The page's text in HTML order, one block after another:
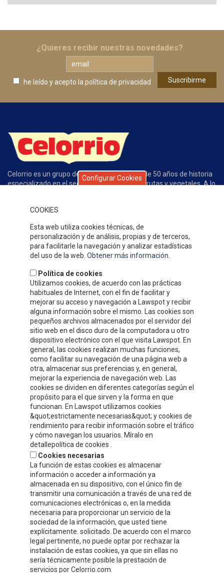
Configurar Cookies
COOKIES
Esta web utiliza cookies técnicas, de
personalización y de análisis, propias y de terceros,
para facilitarle la navegación y analizar estadísticas
del uso de la web. Obtener más información
Política de cookies
Utilizamos cookies, de acuerdo con las prácticas
habituales de Internet, con el fin de facilitar y
mejorar su acceso y navegación a Lawspot y recibir
alguna información sobre el mismo. Las cookies son
pequeños archivos almacenados por el servidor del
sitio web en el disco duro de la computadora u otro
dispositivo electrónico con el que visita Lawspot. En
general, las cookies realizan muchas funciones,
como facilitar su navegación de una página web a
otra, almacenar sus preferencias y, en general,
mejorar la experiencia de navegación web. Las
cookies se dividen en diferentes categorías según el
propósito para el que sirven y la forma en que
funcionan. En Lawspot utilizamos cookies
&quot;estrictamente necesarias&quot; y cookies de
rendimiento para recibir información sobre el tráfico
y cómo navegan los usuarios. Míralo en
detallepolítica de cookies .
Cookies necesarias
La función de estas cookies es almacenar
información o acceder a información ya
almacenada en su dispositivo, con el único fin de
transmitir una comunicación a través de una red de
comunicaciones electrónicas o, en la medida
necesaria para proporcionar un servicio de la
sociedad de la información, que usted tiene
explícitamente. solicitado. De acuerdo con el marco
legal pertinente, no puede optar por rechazar la
instalación de estas cookies, ya que sin ellas no
sería técnicamente posible la prestación de
servicios por Celorrio.com.
¿Quieres recibir nuestras novedades?
he leído y acepto la política de privacidad
Celorrio es un grupo de empresas con más de 50 años de historia
especializado en el sector de conservas de frutas y vegetales. A lo
permitido que gocemos de un gran prestigio y reconocimiento en
DÓNDE ESTAMOS
INFORMACIÓN DE CONTACTO
Compre y Compare S.A.U.
Polígono Tejerías Sur, Calle Torrecilla, 42
26500 - Calahorra (La Rioja)
+34 941 132 803
info@celorrio.com
ZONA PRIVADA
¡ESCRÍBENOS!